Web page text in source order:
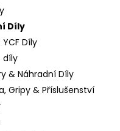
Díly
Díly
díly
& Náhradní Díly
Gripy & Příslušenství